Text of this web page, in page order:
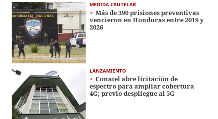
MEDIDA CAUTELAR
Más de 390 prisiones preventivas
vencieron en Honduras entre 2019 y
2026
LANZAMIENTO
Conatel abre licitación de
espectro para ampliar cobertura
4G; previo despliegue al 5G